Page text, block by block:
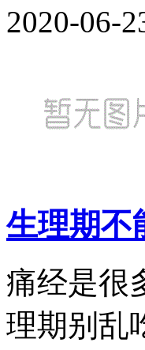
2020-06-
生理期不
痛经是很
理期别乱